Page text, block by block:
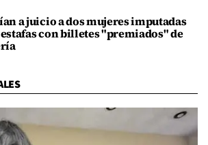
a juicio a dos mujeres imputadas
con billetes "premiados" de